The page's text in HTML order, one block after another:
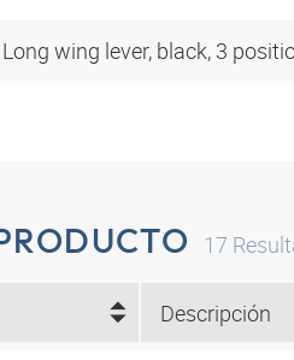
Long wing lever, black, 3
17
Descripción